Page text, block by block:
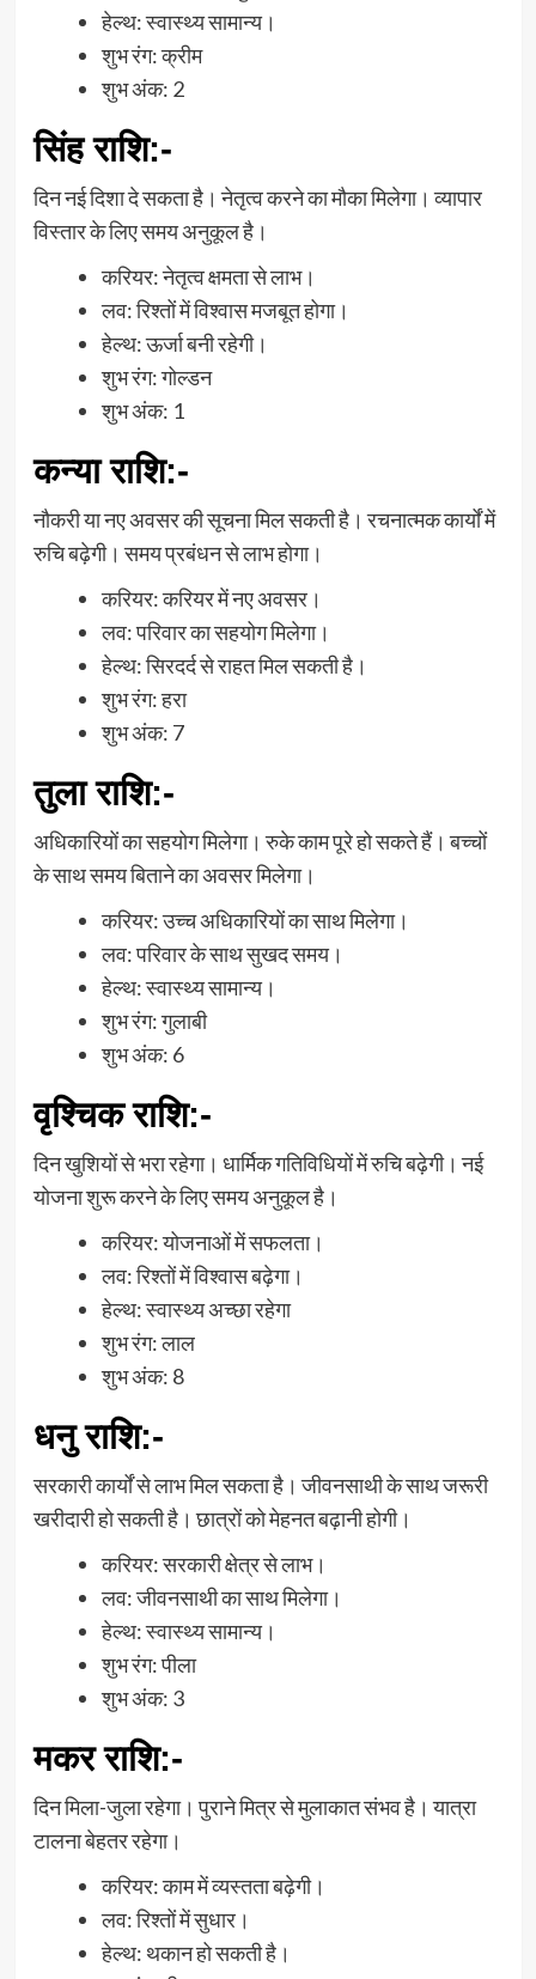
हेल्थ: स्वास्थ्य सामान्य।
शुभ रंग: क्रीम
शुभ अंक: 2
सिंह राशि:-
दिन नई दिशा दे सकता है। नेतृत्व करने का मौका मिलेगा। व्यापार
विस्तार के लिए समय अनुकूल है।
करियर: नेतृत्व क्षमता से लाभ।
लव: रिश्तों में विश्वास मजबूत होगा।
हेल्थ: ऊर्जा बनी रहेगी।
शुभ रंग: गोल्डन
शुभ अंक: 1
कन्या राशि:-
नौकरी या नए अवसर की सूचना मिल सकती है। रचनात्मक कार्यों में
रुचि बढ़ेगी। समय प्रबंधन से लाभ होगा।
करियर: करियर में नए अवसर।
लव: परिवार का सहयोग मिलेगा।
हेल्थ: सिरदर्द से राहत मिल सकती है।
शुभ रंग: हरा
शुभ अंक: 7
तुला राशि:-
अधिकारियों का सहयोग मिलेगा। रुके काम पूरे हो सकते हैं। बच्चों
के साथ समय बिताने का अवसर मिलेगा।
करियर: उच्च अधिकारियों का साथ मिलेगा।
लव: परिवार के साथ सुखद समय।
हेल्थ: स्वास्थ्य सामान्य।
शुभ रंग: गुलाबी
शुभ अंक: 6
वृश्चिक राशि:-
दिन खुशियों से भरा रहेगा। धार्मिक गतिविधियों में रुचि बढ़ेगी। नई
योजना शुरू करने के लिए समय अनुकूल है।
करियर: योजनाओं में सफलता।
लव: रिश्तों में विश्वास बढ़ेगा।
हेल्थ: स्वास्थ्य अच्छा रहेगा
शुभ रंग: लाल
शुभ अंक: 8
धनु राशि:-
सरकारी कार्यों से लाभ मिल सकता है। जीवनसाथी के साथ जरूरी
खरीदारी हो सकती है। छात्रों को मेहनत बढ़ानी होगी।
करियर: सरकारी क्षेत्र से लाभ।
लव: जीवनसाथी का साथ मिलेगा।
हेल्थ: स्वास्थ्य सामान्य।
शुभ रंग: पीला
शुभ अंक: 3
मकर राशि:-
दिन मिला-जुला रहेगा। पुराने मित्र से मुलाकात संभव है। यात्रा
टालना बेहतर रहेगा।
करियर: काम में व्यस्तता बढ़ेगी।
लव: रिश्तों में सुधार।
हेल्थ: थकान हो सकती है।